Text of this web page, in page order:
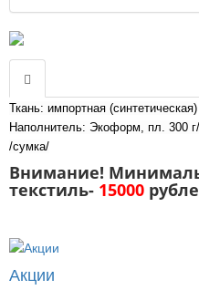
Ткань: импортная (синтетическая)
Наполнитель: Экоформ, пл. 300
/сумка/
Внимание!
текстиль- 15000
Акции